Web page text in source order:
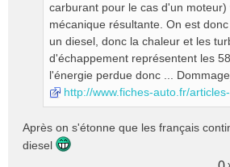
carburant pour le cas d'un moteur)
mécanique résultante. On est
un diesel, donc la chaleur et les
d'échappement représentent les
l'énergie perdue donc ...
http://www.fiches-auto.fr/
Après on s'étonne que les français
diesel